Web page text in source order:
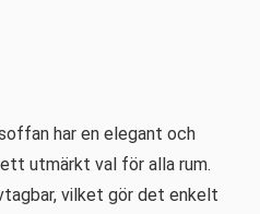
har en elegant och
utmärkt val för alla rum.
vilket gör det enkelt